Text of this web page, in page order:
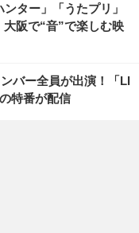
ター」「うたプリ」
大阪で“音”で楽しむ映
バー全員が出演！「LI
特番が配信